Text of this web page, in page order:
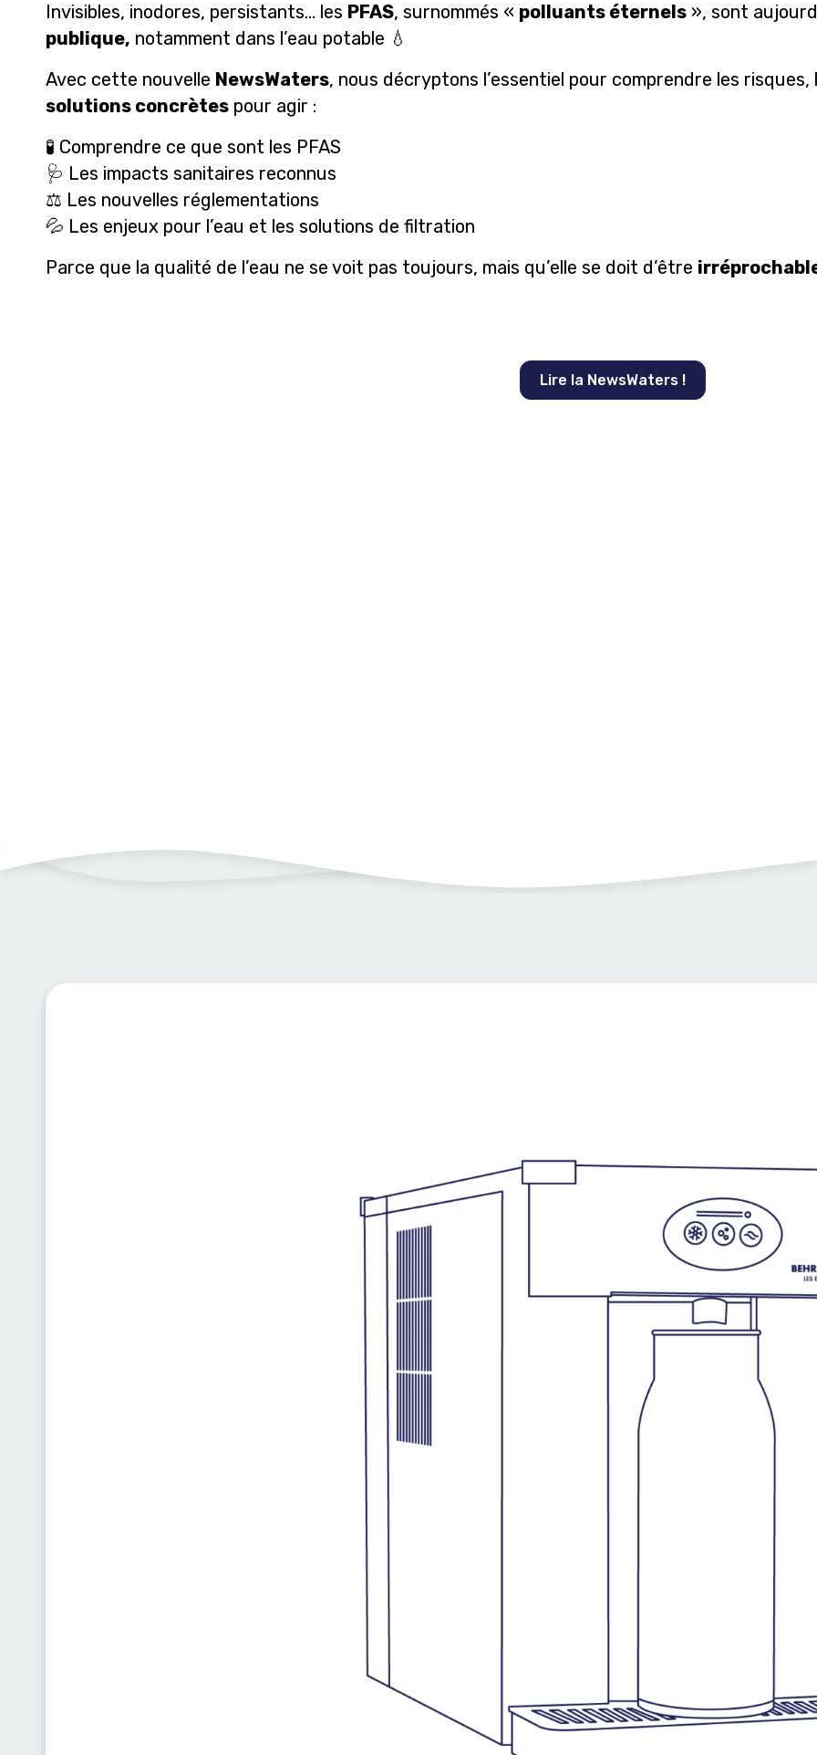
Invisibles, inodores, persistants… les PFAS, surnommés « polluants éternels », sont
publique, notamment dans l’eau potable 💧
Avec cette nouvelle NewsWaters, nous décryptons l’essentiel pour comprendre les
solutions concrètes pour agir :
🧪 Comprendre ce que sont les PFAS
🩺 Les impacts sanitaires reconnus
⚖️ Les nouvelles réglementations
💦 Les enjeux pour l’eau et les solutions de filtration
Parce que la qualité de l’eau ne se voit pas toujours, mais qu’elle se doit d’être
Lire la NewsWaters !